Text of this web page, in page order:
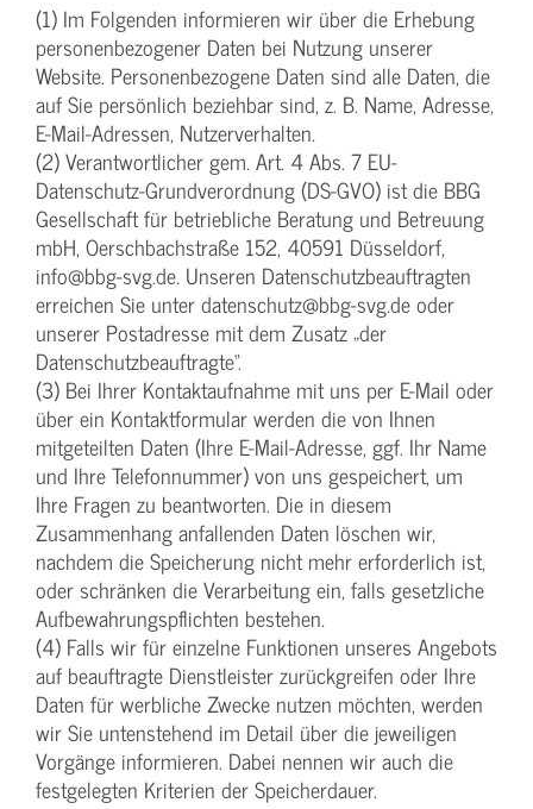
(1) Im Folgenden informieren wir über die Erhebung
personenbezogener Daten bei Nutzung unserer
Website. Personenbezogene Daten sind alle Daten, die
auf Sie persönlich beziehbar sind, z. B. Name, Adresse,
E-Mail-Adressen, Nutzerverhalten.
(2) Verantwortlicher gem. Art. 4 Abs. 7 EU-
Datenschutz-Grundverordnung (DS-GVO) ist die BBG
Gesellschaft für betriebliche Beratung und Betreuung
mbH, Oerschbachstraße 152, 40591 Düsseldorf,
info@bbg-svg.de. Unseren Datenschutzbeauftragten
erreichen Sie unter datenschutz@bbg-svg.de oder
unserer Postadresse mit dem Zusatz „der
Datenschutzbeauftragte“.
(3) Bei Ihrer Kontaktaufnahme mit uns per E-Mail oder
über ein Kontaktformular werden die von Ihnen
mitgeteilten Daten (Ihre E-Mail-Adresse, ggf. Ihr Name
und Ihre Telefonnummer) von uns gespeichert, um
Ihre Fragen zu beantworten. Die in diesem
Zusammenhang anfallenden Daten löschen wir,
nachdem die Speicherung nicht mehr erforderlich ist,
oder schränken die Verarbeitung ein, falls gesetzliche
Aufbewahrungspflichten bestehen.
(4) Falls wir für einzelne Funktionen unseres Angebots
auf beauftragte Dienstleister zurückgreifen oder Ihre
Daten für werbliche Zwecke nutzen möchten, werden
wir Sie untenstehend im Detail über die jeweiligen
Vorgänge informieren. Dabei nennen wir auch die
festgelegten Kriterien der Speicherdauer.